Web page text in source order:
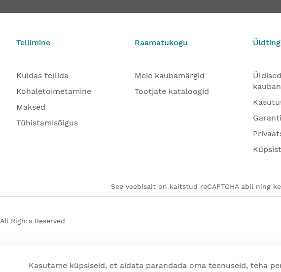
Tellimine
Kuidas tellida
Kohaletoimetamine
Maksed
Tühistamisõigus
Raamatukogu
Meie kaubamärgid
Tootjate kataloogid
Üldised
See veebisait on kaitstud reCAPTCHA abil ning
All Rights Reserved
Kasutame küpsiseid, et aidata parandada oma teenuseid, teha